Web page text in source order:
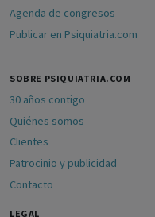
Agenda de congresos
Publicar en Psiquiatria.com
SOBRE PSIQUIATRIA.COM
30 años contigo
Quiénes somos
Clientes
Patrocinio y publicidad
Contacto
LEGAL